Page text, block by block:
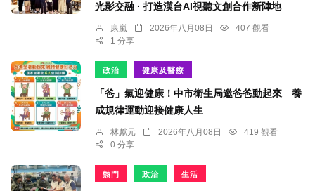
光影交融 · 打造漢台AI視聽文創合作新陣地
康嵐 2026年八月08日
407 觀看
1 分享
政治 健康及醫療
「爸」氣迎健康！中市衛生局邀爸爸動起來 養
成規律運動迎接健康人生
林獻元 2026年八月08日
419 觀看
0 分享
熱門 政治 生活